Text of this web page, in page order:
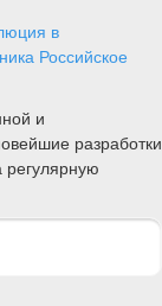
в
Российское
и
разработки